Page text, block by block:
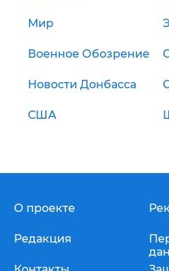
Мир
Военное Обозрение
Новости Донбасса
США
О проекте
Редакция